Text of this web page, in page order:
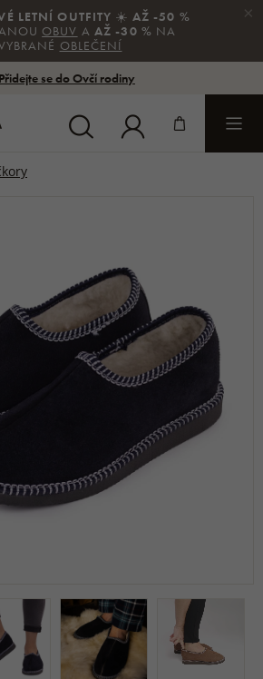
LETNÍ OUTFITY ☀️ AŽ -50 %
OBUV A AŽ -30 % NA
OBLEČENÍ
×
Přidejte se do Ovčí rodiny